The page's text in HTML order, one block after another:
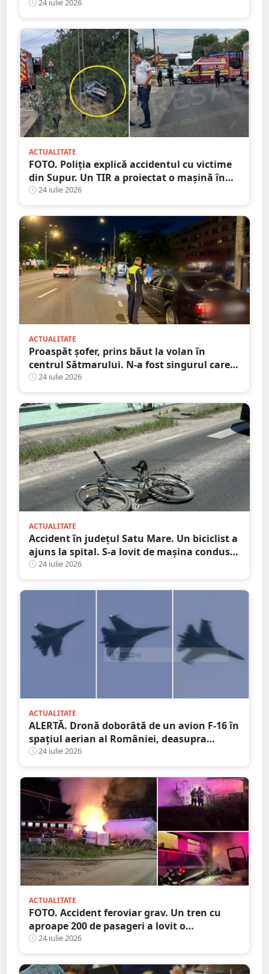
unde a pornit dezinformarea
24 iulie 2026
ACTUALITATE
FOTO. Poliția explică accidentul cu victime
din Supur. Un TIR a proiectat o mașină în
șanț24 iulie 2026
ACTUALITATE
Proaspăt șofer, prins băut la volan în
centrul Sătmarului. N-a fost singurul care a
călcat pe bec
24 iulie 2026
ACTUALITATE
Accident în județul Satu Mare. Un biciclist a
ajuns la spital. S-a lovit de mașina condusă
de un tânăr șofer
24 iulie 2026
ACTUALITATE
ALERTĂ. Dronă doborâtă de un avion F-16 în
spațiul aerian al României, deasupra
județului Buzău
24 iulie 2026
ACTUALITATE
FOTO. Accident feroviar grav. Un tren cu
aproape 200 de pasageri a lovit o
autocisternă, care a luat foc
24 iulie 2026